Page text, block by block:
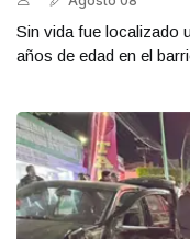
Sin vida fue localizado
años de edad en el